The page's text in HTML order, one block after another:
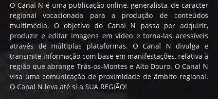
O Canal N é uma publicação online, generalista, de caracter
regional vocacionada para a produção de conteúdos
multimédia. O objetivo do Canal N passa por adquirir,
produzir e editar imagens em vídeo e torna-las acessíveis
através de múltiplas plataformas. O Canal N divulga e
transmite informação com base em manifestações, relativa à
região que abrange Trás-os-Montes e Alto Douro. O Canal N
visa uma comunicação de proximidade de âmbito regional.
O Canal N leva até si a SUA REGIÃO!